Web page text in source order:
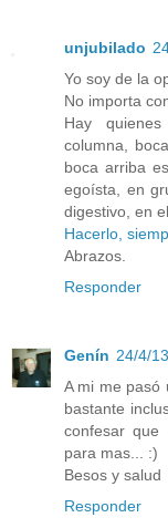
unjubilado
Yo soy de la
No importa
Hay
columna,
boca arriba
egoísta, en
digestivo, en
Hacerlo,
Abrazos.
Responder
Genín 24/4/
A mi me pasó
bastante
confesar
para mas... :)
Besos y salud
Responder